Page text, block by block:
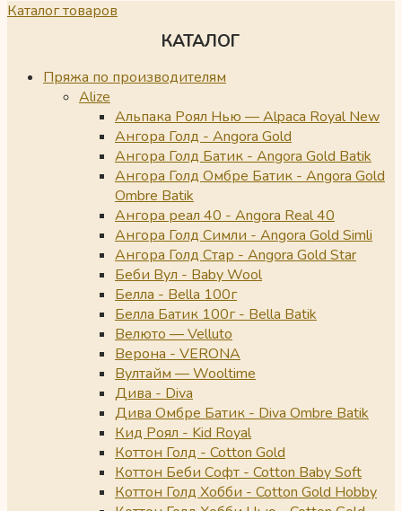
Каталог товаров
КАТАЛОГ
Пряжа по производителям
Alize
Альпака Роял Нью — Alpaca Royal New
Ангора Голд - Angora Gold
Ангора Голд Батик - Angora Gold Batik
Ангора Голд Омбре Батик - Angora Gold
Ombre Batik
Ангора реал 40 - Angora Real 40
Ангора Голд Симли - Angora Gold Simli
Ангора Голд Стар - Angora Gold Star
Беби Вул - Baby Wool
Белла - Bella 100г
Белла Батик 100г - Bella Batik
Велюто — Velluto
Верона - VERONA
Вултайм — Wooltime
Дива - Diva
Дива Омбре Батик - Diva Ombre Batik
Кид Роял - Kid Royal
Коттон Голд - Cotton Gold
Коттон Беби Софт - Cotton Baby Soft
Коттон Голд Хобби - Cotton Gold Hobby